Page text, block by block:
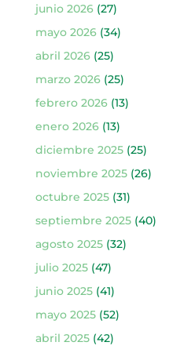
junio 2026(27)
mayo 2026(34)
abril 2026(25)
marzo 2026(25)
febrero 2026(13)
enero 2026(13)
diciembre 2025(25)
noviembre 2025(26)
octubre 2025(31)
septiembre 2025(40)
agosto 2025(32)
julio 2025(47)
junio 2025(41)
mayo 2025(52)
abril 2025(42)